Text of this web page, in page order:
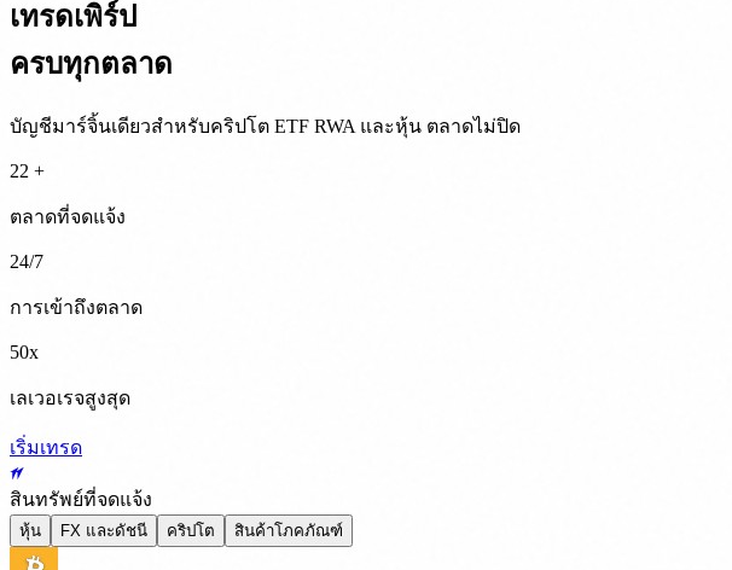
เทรดเพิร์ป
ครบทุกตลาด
บัญชีมาร์จิ้นเดียวสำหรับคริปโต ETF RWA และหุ้น ตลาดไม่ปิด
22 +
ตลาดที่จดแจ้ง
24/7
การเข้าถึงตลาด
50x
เลเวอเรจสูงสุด
เริ่มเทรด
สินทรัพย์ที่จดแจ้ง
หุ้น FX และดัชนี คริปโต สินค้าโภคภัณฑ์